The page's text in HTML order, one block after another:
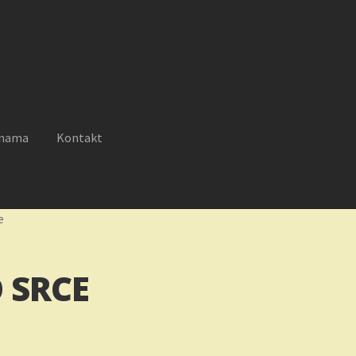
Kontakt